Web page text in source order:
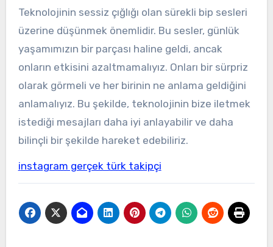
Teknolojinin sessiz çığlığı olan sürekli bip sesleri
üzerine düşünmek önemlidir. Bu sesler, günlük
yaşamımızın bir parçası haline geldi, ancak
onların etkisini azaltmamalıyız. Onları bir sürpriz
olarak görmeli ve her birinin ne anlama geldiğini
anlamalıyız. Bu şekilde, teknolojinin bize iletmek
istediği mesajları daha iyi anlayabilir ve daha
bilinçli bir şekilde hareket edebiliriz.
instagram gerçek türk takipçi